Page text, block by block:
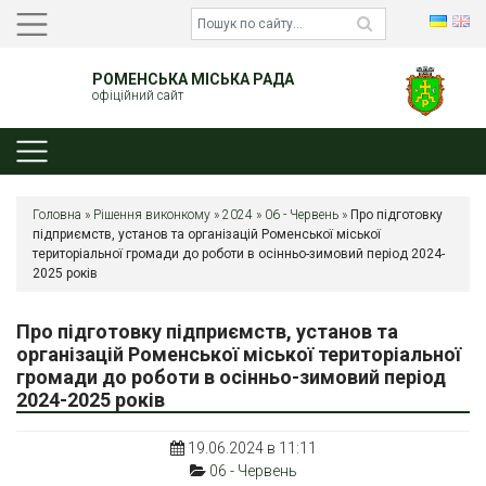
РОМЕНСЬКА МІСЬКА РАДА
офіційний сайт
Головна » Рішення виконкому » 2024 » 06 - Червень » Про підготовку
підприємств, установ та організацій Роменської міської
територіальної громади до роботи в осінньо-зимовий період 2024-
2025 років
Про підготовку підприємств, установ та
організацій Роменської міської територіальної
громади до роботи в осінньо-зимовий період
2024-2025 років
19.06.2024 в 11:11
06 - Червень